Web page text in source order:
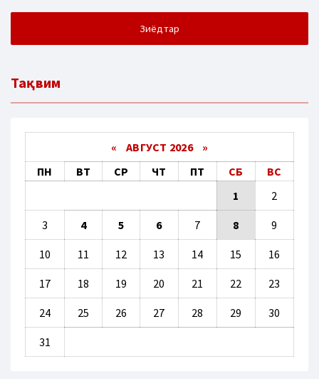
Зиёдтар
Тақвим
« АВГУСТ 2026 »
ПН
ВТ СР ЧТ ПТ СБ
ВС
1
2
3 4 5 6 7 8 9
10 11 12 13 14 15 16
17 18 19 20 21 22 23
24 25 26 27 28 29 30
31